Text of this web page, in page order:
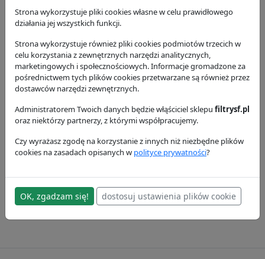
Filtr oleju
SP4492
SF Filter
32.56 zł
Filtr paliwa
SK3456
SF Filter
53.73 zł
Filtr powietrza
SF Filter
124.96 zł
Filtr powietrza
94.3 zł
Filtr hydrauliki
38.27 zł
Strona wykorzystuje pliki cookies własne w celu prawidłowego
działania jej wszystkich funkcji.
Strona wykorzystuje również pliki cookies podmiotów trzecich w
celu korzystania z zewnętrznych narzędzi analitycznych,
marketingowych i społecznościowych. Informacje gromadzone za
pośrednictwem tych plików cookies przetwarzane są również przez
dostawców narzędzi zewnętrznych.
Administratorem Twoich danych będzie włąściciel sklepu filtrysf.pl
oraz niektórzy partnerzy, z którymi współpracujemy.
Czy wyrażasz zgodę na korzystanie z innych niż niezbędne plików
cookies na zasadach opisanych w polityce prywatności?
OK, zgadzam się! dostosuj ustawienia plików cookie